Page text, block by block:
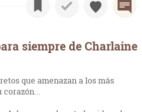
siempre de Charlaine
que amenazan a los más
corazón...